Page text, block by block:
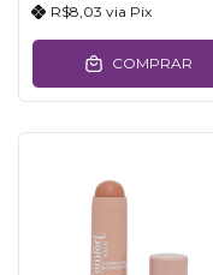
R$8,03 via Pix
COMPRAR